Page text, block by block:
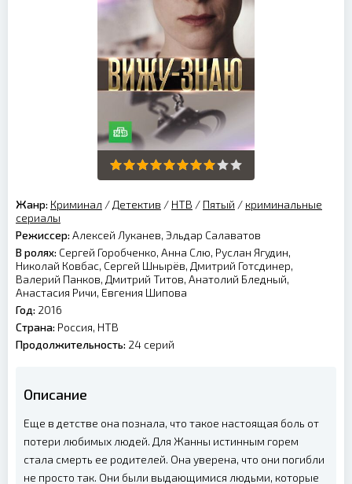
Жанр: Криминал / Детектив / НТВ / Пятый / криминальные
сериалы
Режиссер: Алексей Луканев, Эльдар Салаватов
В ролях: Сергей Горобченко, Анна Слю, Руслан Ягудин,
Николай Ковбас, Сергей Шнырёв, Дмитрий Готсдинер,
Валерий Панков, Дмитрий Титов, Анатолий Бледный,
Анастасия Ричи, Евгения Шипова
Год: 2016
Страна: Россия, НТВ
Продолжительность: 24 серий
Описание
Еще в детстве она познала, что такое настоящая боль от
потери любимых людей. Для Жанны истинным горем
стала смерть ее родителей. Она уверена, что они погибли
не просто так. Они были выдающимися людьми, которые